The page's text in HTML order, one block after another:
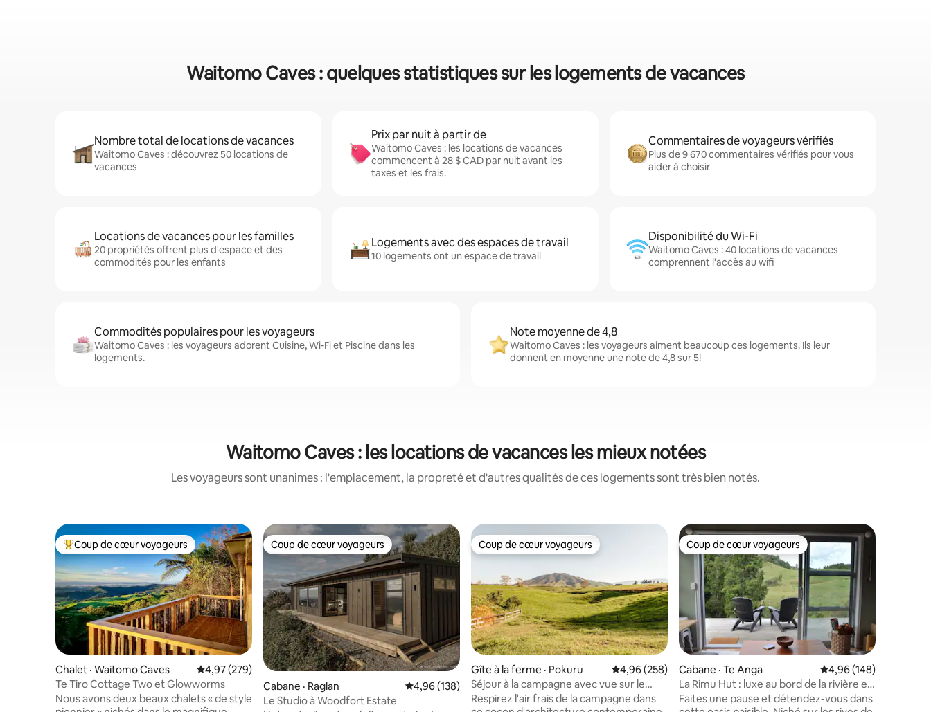
Waitomo Caves : quelques statistiques sur les logements de vacances
Nombre total de locations de vacances
Waitomo Caves : découvrez 50 locations de
vacances
Prix par nuit à partir de
Waitomo Caves : les locations de vacances
commencent à 28 $ CAD par nuit avant les
taxes et les frais.
Commentaires de voyageurs vérifiés
Plus de 9 670 commentaires vérifiés pour vous
aider à choisir
Locations de vacances pour les familles
20 propriétés offrent plus d'espace et des
commodités pour les enfants
Logements avec des espaces de travail
10 logements ont un espace de travail
Disponibilité du Wi-Fi
Waitomo Caves : 40 locations de vacances
comprennent l'accès au wifi
Commodités populaires pour les voyageurs
Waitomo Caves : les voyageurs adorent Cuisine, Wi-Fi et Piscine dans les
logements.
Note moyenne de 4,8
Waitomo Caves : les voyageurs aiment beaucoup ces logements. Ils leur
donnent en moyenne une note de 4,8 sur 5!
Waitomo Caves : les locations de vacances les mieux notées
Les voyageurs sont unanimes : l'emplacement, la propreté et d'autres qualités de ces logements sont très bien notés.
Coup de cœur voyageurs parmi les plus aimés
Coup de cœur voyageurs
Chalet · Waitomo Caves Note moyenne de 4,97 sur 5, 279 commentaires
4,97 (279)
Te Tiro Cottage Two et Glowworms
Nous avons deux beaux chalets « de style
Coup de cœur voyageurs
Coup de cœur voyageurs
Cabane · Raglan Note moyenne de 4,96 sur 5, 138 commentaires
4,96 (138)
Le Studio à Woodfort Estate
Coup de cœur voyageurs
Coup de cœur voyageurs
Gîte à la ferme · Pokuru Note moyenne de 4,96 sur 5, 258 commentaires
4,96 (258)
Séjour à la campagne avec vue sur le
mont Kakepuku
Respirez l'air frais de la campagne dans
Coup de cœur voyageurs
Coup de cœur voyageurs
Cabane · Te Anga Note moyenne de
4,96 (148)
La Rimu Hut : luxe au bord de la rivière et
hors réseau
Faites une pause et détendez-vous dans